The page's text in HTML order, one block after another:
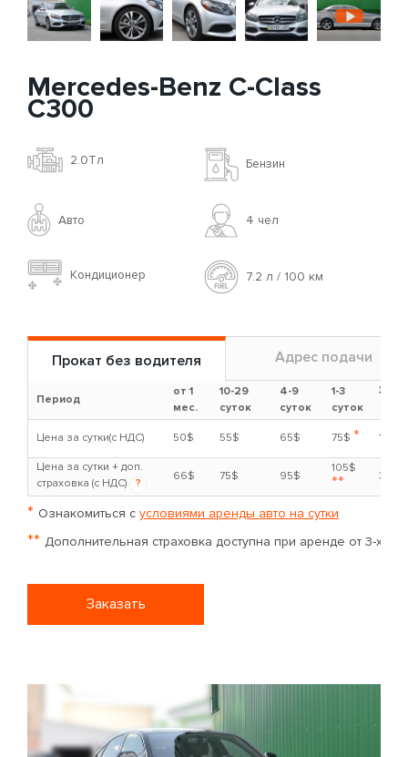
Mercedes-Benz C-Class
C300
2.0Tл Бензин
Авто 4 чел
Кондиционер 7.2 л / 100 км
Прокат без водителя Адрес подачи
Период
от 1
мес.
10-29
суток
4-9
суток
1-3
суток
Цена за сутки(с НДС) 50$ 55$ 65$ 75$ *
Цена за сутки + доп.
страховка (с НДС)
?
66$ 75$ 95$
105$
** 300$
* Ознакомиться с условиями аренды авто на сутки
** Дополнительная страховка доступна при аренде от 3-х
Заказать